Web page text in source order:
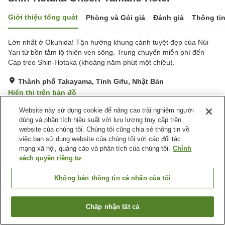
Giới thiệu tổng quát Phòng và Gói giá Đánh giá Thông
Lớn nhất ở Okuhida! Tận hưởng khung cảnh tuyệt đẹp của Núi
Yari từ bồn tắm lộ thiên ven sông. Trung chuyển miễn phí đến
Cáp treo Shin-Hotaka (khoảng năm phút một chiều).
Thành phố Takayama, Tỉnh Gifu, Nhật Bản
Hiển thị trên bản đồ
Tuyệt vời Đánh giá:462lượt
Tiện nghi chỗ nghỉ
Wi-Fi
Xông hơi
Spa / Salon
Trang chủ Nhật Bản Tỉnh Gifu
Thành phố Takayama
Shin-Hotaka Onsen Yamano Hotel
Tìm phòng trống
Website này sử dụng cookie để nâng cao trải nghiệm người
dùng và phân tích hiệu suất với lưu lượng truy cập trên
website của chúng tôi. Chúng tôi cũng chia sẻ thông tin về
việc bạn sử dụng website của chúng tôi với các đối tác
mạng xã hội, quảng cáo và phân tích của chúng tôi. Chính
sách quyền riêng tư
Không bán thông tin cá nhân của tôi
Chấp nhận tất cả